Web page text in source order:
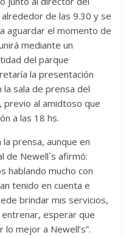
de las 9.30 y se
aguardar el momento de
mediante un
del parque
la presentación
sala de prensa del
previo al amidtoso que
a las 18 hs.
prensa, aunque en
de Newell`s afirmó:
hablando mucho con
tenido en cuenta e
brindar mis servicios,
esperar que
mejor a Newell’s”.